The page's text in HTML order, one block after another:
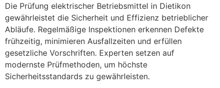
Die Prüfung elektrischer Betriebsmittel in Dietikon
gewährleistet die Sicherheit und Effizienz betrieblicher
Abläufe. Regelmäßige Inspektionen erkennen Defekte
frühzeitig, minimieren Ausfallzeiten und erfüllen
gesetzliche Vorschriften. Experten setzen auf
modernste Prüfmethoden, um höchste
Sicherheitsstandards zu gewährleisten.